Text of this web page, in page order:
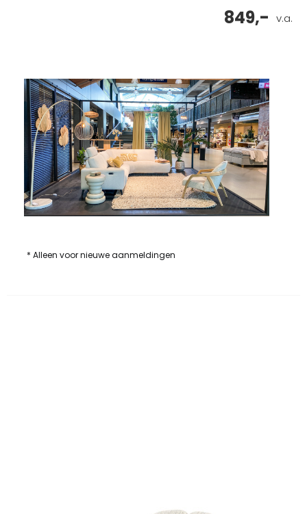
v.a.
849,-
* Alleen voor nieuwe aanmeldingen